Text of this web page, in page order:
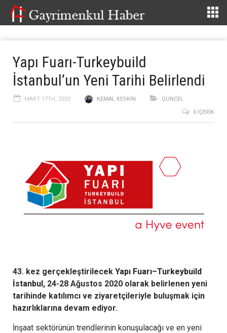
Yapı Fuarı-Turkeybuild
İstanbul’un Yeni Tarihi Belirlendi
MART 17TH, 2020 KEMAL KESKIN
GÜNCEL
0 İÇERIK
43. kez gerçekleştirilecek Yapı Fuarı–Turkeybuild
İstanbul, 24-28 Ağustos 2020 olarak belirlenen yeni
tarihinde katılımcı ve ziyaretçileriyle buluşmak için
hazırlıklarına devam ediyor.
İnşaat sektörünün trendlerinin konuşulacağı ve en yeni